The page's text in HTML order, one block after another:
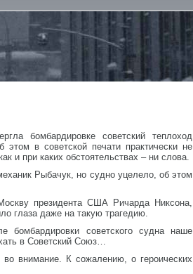
бомбардировке советский теплоход
в советской печати практически не
и при каких обстоятельствах – ни слова.
Рыбачук, но судно уцелело, об этом
президента США Ричарда Никсона,
глаза даже на такую трагедию.
советского судна наше
в Советский Союз…
внимание. К сожалению, о героических